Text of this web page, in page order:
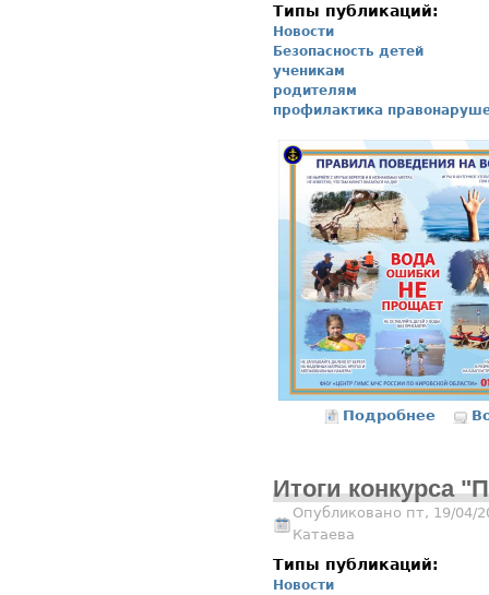
Типы публикаций:
Новости
Безопасность детей
ученикам
родителям
профилактика
Подробнее о
Итоги конкурса
Опубликовано пт, 19/04/
Катаева
Типы публикаций:
Новости